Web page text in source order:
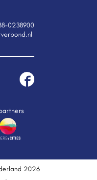
0238900
2026